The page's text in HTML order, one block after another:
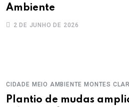
Ambiente
2 DE JUNHO DE 2026
CIDADE MEIO AMBIENTE MONTES
Plantio de mudas